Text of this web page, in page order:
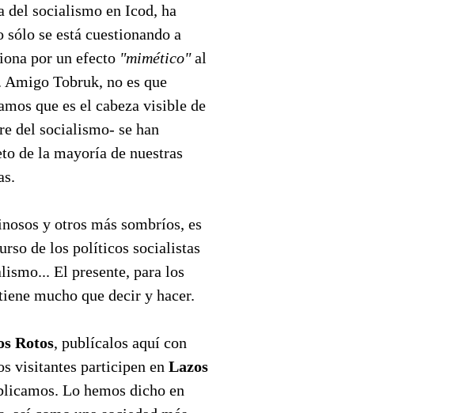
del socialismo en Icod, ha
se está cuestionando a
por un efecto "mimético"al
Tobruk, no es que
que es el cabeza visible de
del socialismo- se han
de la mayoría de nuestras
y otros más sombríos, es
de los políticos socialistas
El presente, para los
mucho que decir y hacer.
Rotos, publícalos aquí con
visitantes participen en Lazos
Lo hemos dicho en